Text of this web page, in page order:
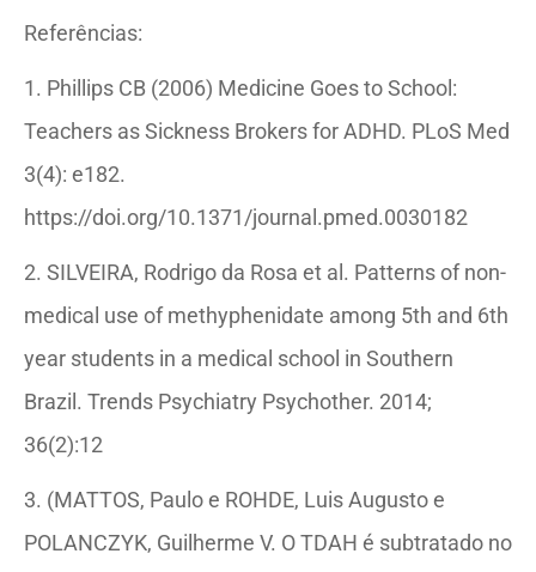
Referências:
1. Phillips CB (2006) Medicine Goes to School:
Teachers as Sickness Brokers for ADHD. PLoS Med
3(4): e182.
https://doi.org/10.1371/journal.pmed.0030182
2. SILVEIRA, Rodrigo da Rosa et al. Patterns of non-
medical use of methyphenidate among 5th and 6th
year students in a medical school in Southern
Brazil. Trends Psychiatry Psychother. 2014;
36(2):12
3. (MATTOS, Paulo e ROHDE, Luis Augusto e
POLANCZYK, Guilherme V. O TDAH é subtratado no